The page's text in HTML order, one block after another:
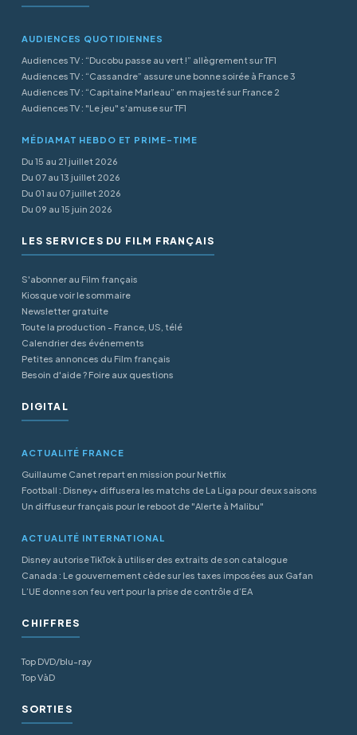
AUDIENCES QUOTIDIENNES
Audiences TV : “Ducobu passe au vert !” allègrement sur TF1
Audiences TV : “Cassandre” assure une bonne soirée à France 3
Audiences TV : “Capitaine Marleau” en majesté sur France 2
Audiences TV : "Le jeu" s'amuse sur TF1
MÉDIAMAT HEBDO ET PRIME-TIME
Du 15 au 21 juillet 2026
Du 07 au 13 juillet 2026
Du 01 au 07 juillet 2026
Du 09 au 15 juin 2026
LES SERVICES DU FILM FRANÇAIS
S'abonner au Film français
Kiosque voir le sommaire
Newsletter gratuite
Toute la production - France, US, télé
Calendrier des événements
Petites annonces du Film français
Besoin d'aide ? Foire aux questions
DIGITAL
ACTUALITÉ FRANCE
Guillaume Canet repart en mission pour Netflix
Football : Disney+ diffusera les matchs de La Liga pour deux saisons
Un diffuseur français pour le reboot de "Alerte à Malibu"
ACTUALITÉ INTERNATIONAL
Disney autorise TikTok à utiliser des extraits de son catalogue
Canada : Le gouvernement cède sur les taxes imposées aux Gafan
L’UE donne son feu vert pour la prise de contrôle d’EA
CHIFFRES
Top DVD/blu-ray
Top VàD
SORTIES